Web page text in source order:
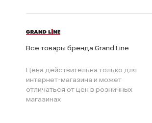
Все товары бренда Grand Line
Цена действительна только для
интернет-магазина и может
отличаться от цен в розничных
магазинах